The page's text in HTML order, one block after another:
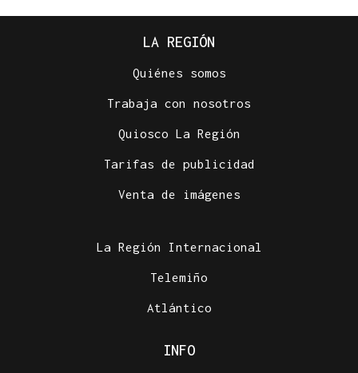
LA REGIÓN
Quiénes somos
Trabaja con nosotros
Quiosco La Región
Tarifas de publicidad
Venta de imágenes
La Región Internacional
Telemiño
Atlántico
INFO